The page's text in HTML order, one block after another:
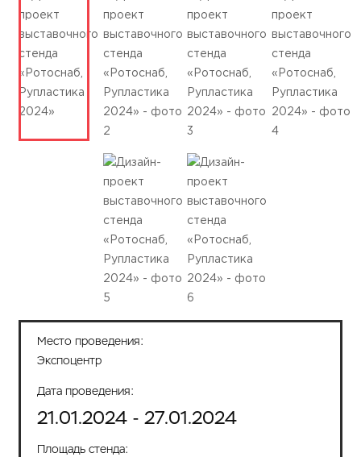
Место проведения:
Экспоцентр
Дата проведения:
21.01.2024 - 27.01.2024
Площадь стенда: